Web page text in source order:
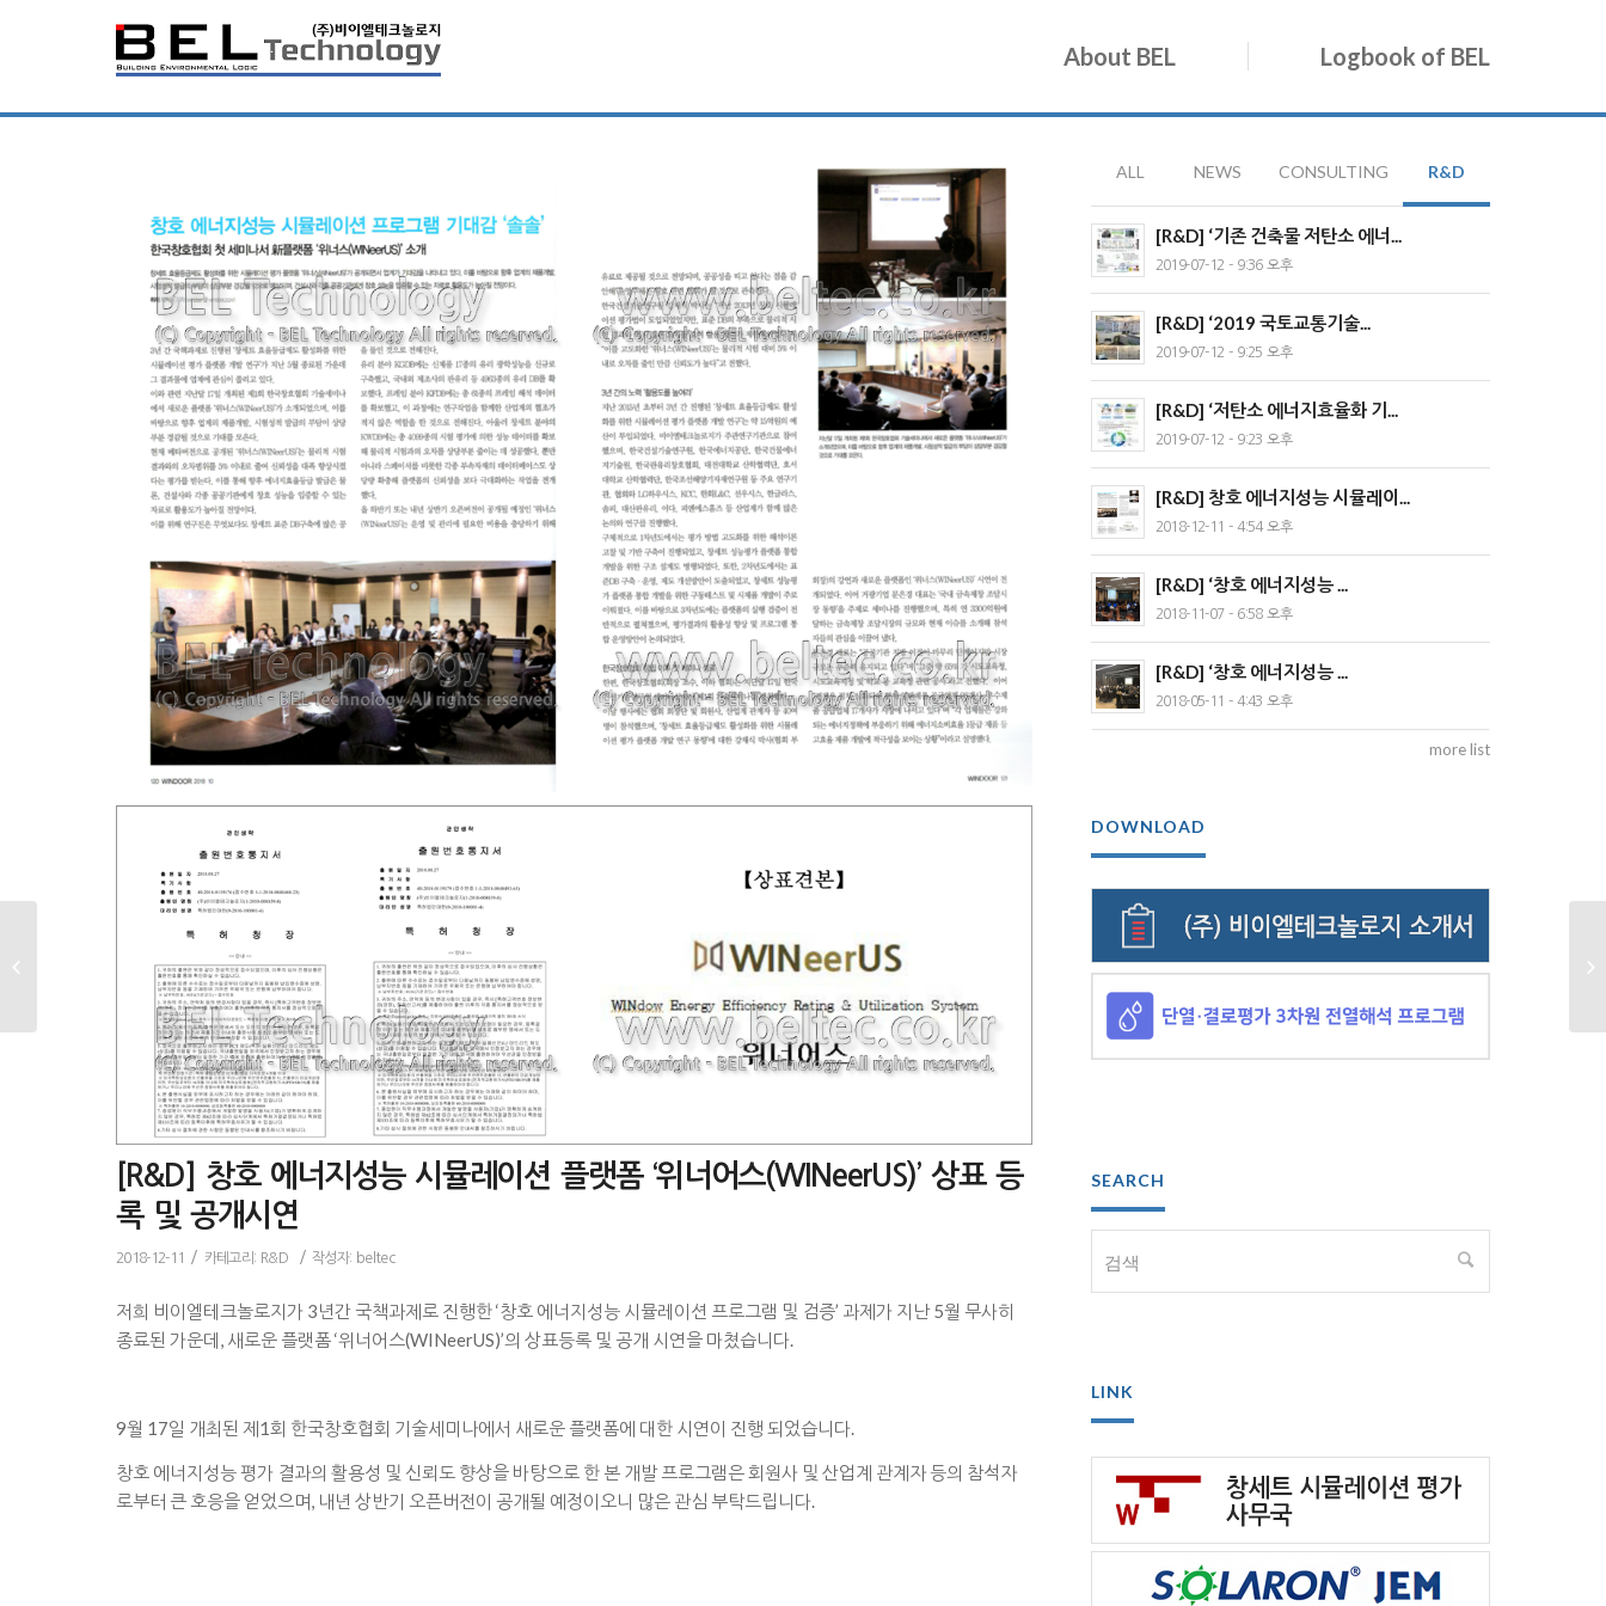
About BEL Logbook of BEL
[R&D] 창호 에너지성능 시뮬레이션 플랫폼 ‘위너어스(WINeerUS)’ 상표 등
록 및 공개시연
2018-12-11 / 카테고리: R&D / 작성자: beltec
저희 비이엘테크놀로지가 3년간 국책과제로 진행한 ‘창호 에너지성능 시뮬레이션 프로그램 및 검증’ 과제가 지난 5월 무사히
종료된 가운데, 새로운 플랫폼 ‘위너어스(WINeerUS)’의 상표등록 및 공개 시연을 마쳤습니다.
9월 17일 개최된 제1회 한국창호협회 기술세미나에서 새로운 플랫폼에 대한 시연이 진행 되었습니다.
창호 에너지성능 평가 결과의 활용성 및 신뢰도 향상을 바탕으로 한 본 개발 프로그램은 회원사 및 산업계 관계자 등의 참석자
로부터 큰 호응을 얻었으며, 내년 상반기 오픈버전이 공개될 예정이오니 많은 관심 부탁드립니다.
ALL NEWS CONSULTING R&D
[R&D] ‘기존 건축물 저탄소 에너...
2019-07-12 - 9:36 오후
[R&D] ‘2019 국토교통기술...
2019-07-12 - 9:25 오후
[R&D] ‘저탄소 에너지효율화 기...
2019-07-12 - 9:23 오후
[R&D] 창호 에너지성능 시뮬레이...
2018-12-11 - 4:54 오후
[R&D] ‘창호 에너지성능 ...
2018-11-07 - 6:58 오후
[R&D] ‘창호 에너지성능 ...
2018-05-11 - 4:43 오후
more list
DOWNLOAD
SEARCH
LINK
축학회 논문상 수상